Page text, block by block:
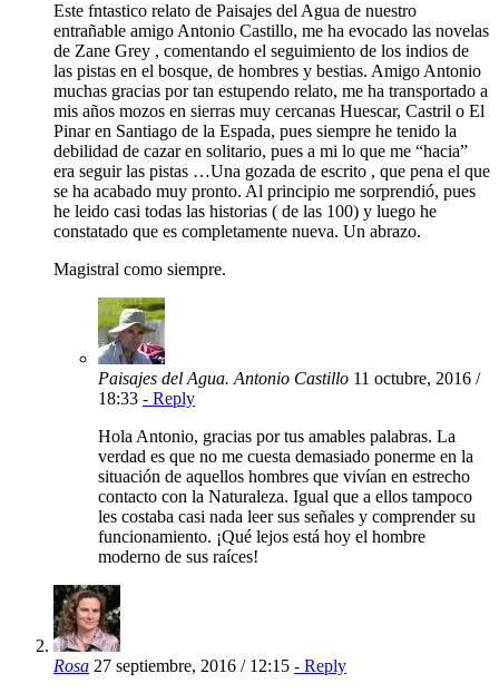
Este fntastico relato de Paisajes del Agua de nuestro
entrañable amigo Antonio Castillo, me ha evocado las novelas
de Zane Grey , comentando el seguimiento de los indios de
las pistas en el bosque, de hombres y bestias. Amigo Antonio
muchas gracias por tan estupendo relato, me ha transportado a
mis años mozos en sierras muy cercanas Huescar, Castril o El
Pinar en Santiago de la Espada, pues siempre he tenido la
debilidad de cazar en solitario, pues a mi lo que me “hacia”
era seguir las pistas …Una gozada de escrito , que pena el que
se ha acabado muy pronto. Al principio me sorprendió, pues
he leido casi todas las historias ( de las 100) y luego he
constatado que es completamente nueva. Un abrazo.
Magistral como siempre.
Paisajes del Agua. Antonio Castillo 11 octubre, 2016 /
18:33 - Reply
Hola Antonio, gracias por tus amables palabras. La
verdad es que no me cuesta demasiado ponerme en la
situación de aquellos hombres que vivían en estrecho
contacto con la Naturaleza. Igual que a ellos tampoco
les costaba casi nada leer sus señales y comprender su
funcionamiento. ¡Qué lejos está hoy el hombre
moderno de sus raíces!
Rosa 27 septiembre, 2016 / 12:15 - Reply